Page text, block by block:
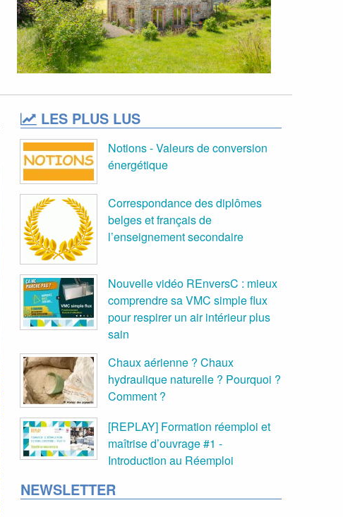
LES PLUS LUS
Notions - Valeurs de conversion
énergétique
Correspondance des diplômes
belges et français de
l’enseignement secondaire
Nouvelle vidéo REnversC : mieux
comprendre sa VMC simple flux
pour respirer un air intérieur plus
sain
Chaux aérienne ? Chaux
hydraulique naturelle ? Pourquoi ?
Comment ?
[REPLAY] Formation réemploi et
maîtrise d’ouvrage #1 -
Introduction au Réemploi
NEWSLETTER